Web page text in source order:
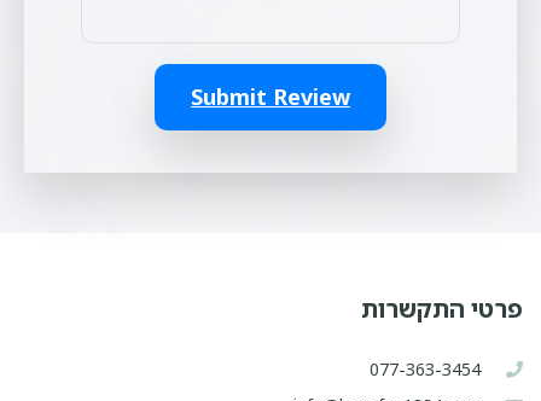
Submit Review
פרטי התקשרות
077-363-3454